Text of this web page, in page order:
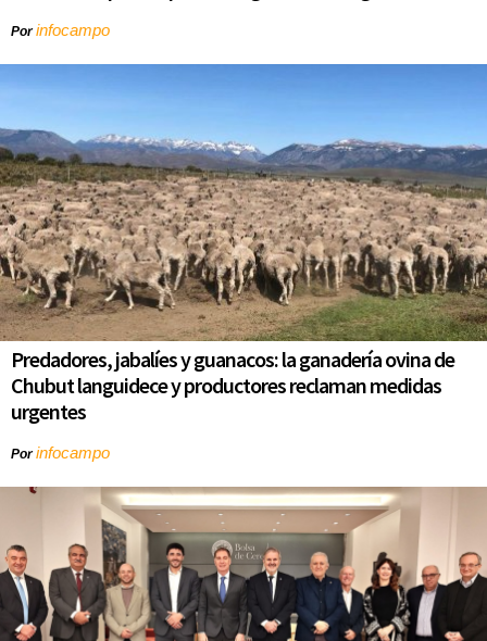
Porinfocampo
Predadores, jabalíes y guanacos: la ganadería ovina de
Chubut languidece y productores reclaman medidas
urgentes
Porinfocampo